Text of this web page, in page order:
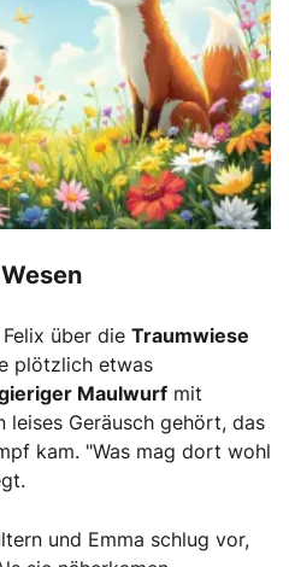
über die Traumwiese
plötzlich etwas
Maulwurf mit
leises Geräusch gehört, das
kam. "Was mag dort wohl
und Emma schlug vor,